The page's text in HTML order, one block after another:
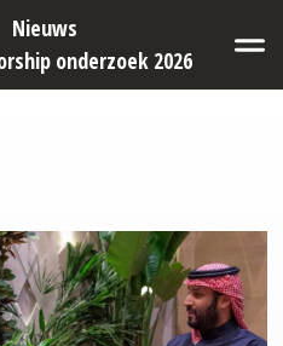
Nieuws
onderzoek 2026